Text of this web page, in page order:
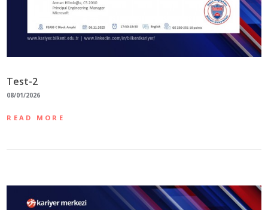
Test-2
08/01/2026
READ MORE